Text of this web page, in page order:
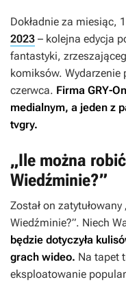
Dokładnie za miesiąc,
2023 – kolejna edycja
fantastyki,
komiksów. Wydarzenie
czerwca. Firma GRY-
medialnym, a jeden z
tvgry.
„Ile można
Wiedźminie?”
Został on
Wiedźminie?”. Niech
będzie dotyczyła
grach wideo. Na tapet
eksploatowanie